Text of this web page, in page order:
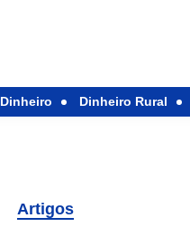
Dinheiro Dinheiro Rural
Artigos